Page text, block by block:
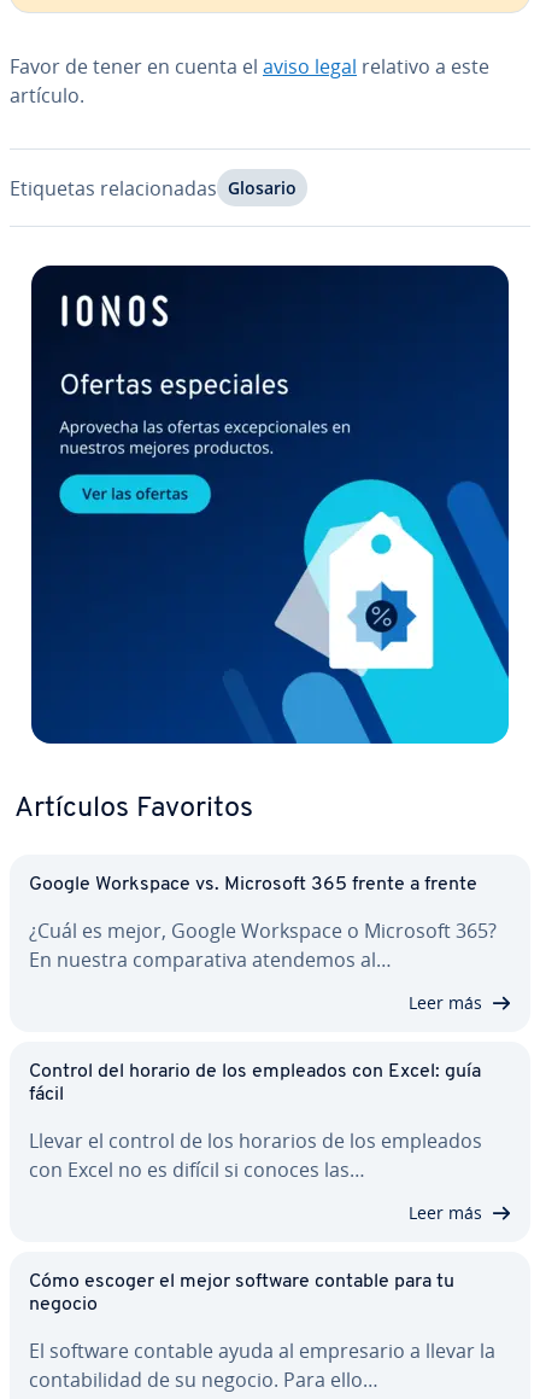
Favor de tener en cuenta el aviso legal relativo a este
artículo.
Etiquetas re­la­cio­na­das Glosario
Ir al menú principal
Artículos Favoritos
Google Workspace vs. Microsoft 365 frente a frente
¿Cuál es mejor, Google Workspace o Microsoft 365?
En nuestra co­m­pa­ra­ti­va atendemos al…
Leer más
Control del horario de los empleados con Excel: guía
fácil
Llevar el control de los horarios de los empleados
con Excel no es difícil si conoces las…
Leer más
Cómo escoger el mejor software contable para tu
negocio
El software contable ayuda al em­pre­sa­rio a llevar la
co­n­ta­bi­li­dad de su negocio. Para ello…